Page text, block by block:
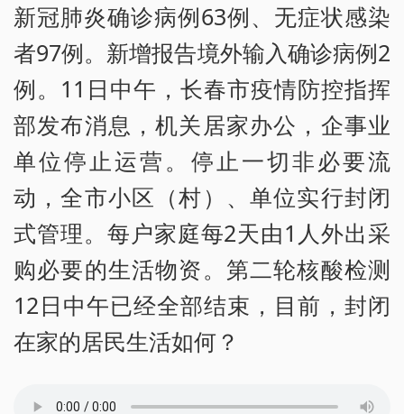
新冠肺炎确诊病例63例、无症状感染
者97例。新增报告境外输入确诊病例2
例。11日中午，长春市疫情防控指挥
部发布消息，机关居家办公，企事业
单位停止运营。停止一切非必要流
动，全市小区（村）、单位实行封闭
式管理。每户家庭每2天由1人外出采
购必要的生活物资。第二轮核酸检测
12日中午已经全部结束，目前，封闭
在家的居民生活如何？